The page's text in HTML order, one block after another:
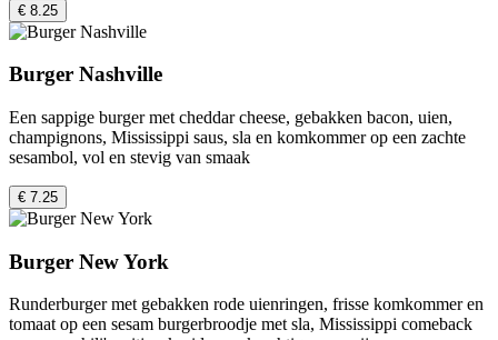
€ 8.25
Burger Nashville
Een sappige burger met cheddar cheese, gebakken bacon, uien,
champignons, Mississippi saus, sla en komkommer op een zachte
sesambol, vol en stevig van smaak
€ 7.25
Burger New York
Runderburger met gebakken rode uienringen, frisse komkommer en
tomaat op een sesam burgerbroodje met sla, Mississippi comeback